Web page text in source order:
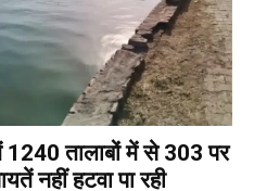
तालाबों में से 303 पर
नहीं हटवा पा रही